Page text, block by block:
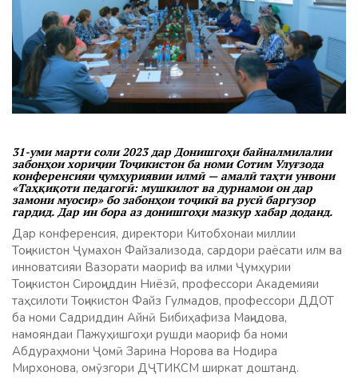
31-уми марти соли 2023 дар Донишгоҳи байналмилалии
забонҳои хориҷии Тоҷикистон ба номи Сотим Улуғзода
конференсияи ҷумҳуриявии илмӣ — амалӣ таҳти унвони
«Таҳқиқоти педагогӣ: мушкилот ва дурнамои он дар
замони муосир» бо забонҳои тоҷикӣ ва русӣ баргузор
гардид. Дар ин бора аз донишгоҳи мазкур хабар доданд.
Дар конференсия, директори Китобхонаи миллии
Тоҷикистон Ҷумахон Файзализода, сардори раёсати илм ва
инноватсияи Вазорати маориф ва илми Ҷумҳурии
Тоҷикистон Сироҷиддин Ниёзӣ, профессори Академияи
таҳсилоти Тоҷикистон Файз Гулмадов, профессори ДДОТ
ба номи Садриддин Айнӣ Бибиҳафиза Маҷидова,
намояндаи Пажуҳишгоҳи рушди маориф ба номи
Абдураҳмони Ҷомӣ Зарина Норова ва Нодира
Мирхонова, омӯзгори ДҶТИКСМ ширкат доштанд.